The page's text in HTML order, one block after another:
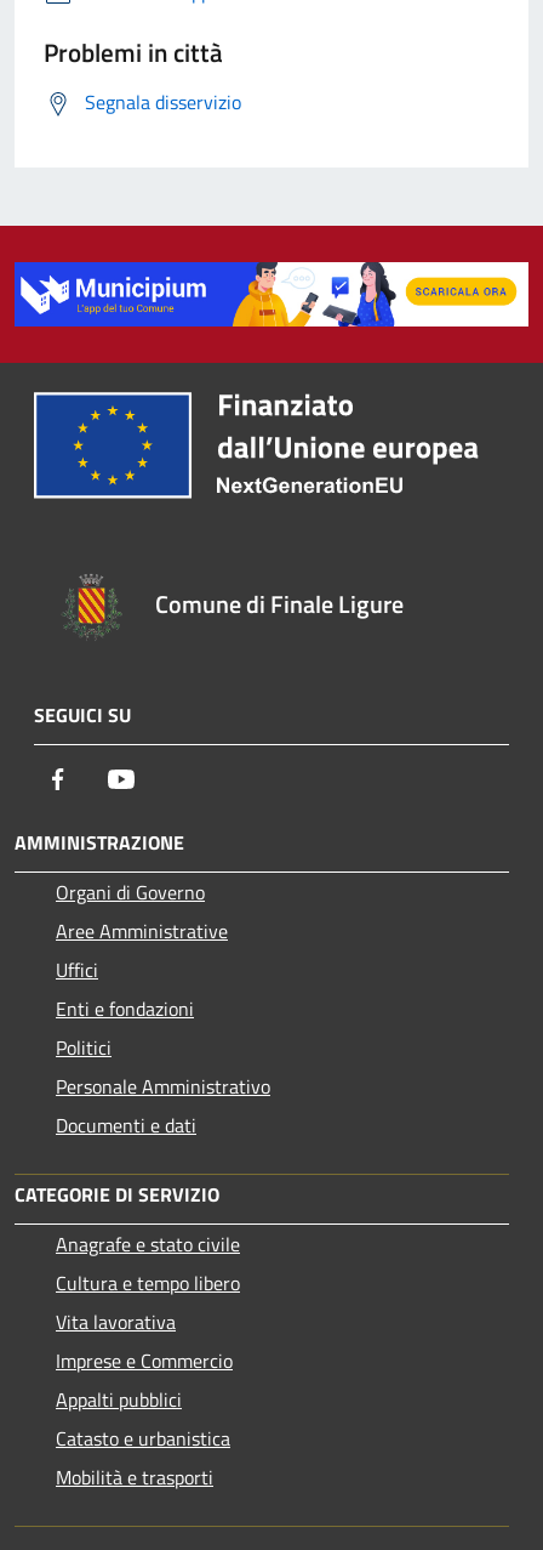
Problemi in città
Segnala disservizio
Comune di Finale Ligure
SEGUICI SU
Facebook
AMMINISTRAZIONE
Organi di Governo
Aree Amministrative
Uffici
Enti e fondazioni
Politici
Personale Amministrativo
Documenti e dati
CATEGORIE DI SERVIZIO
Anagrafe e stato civile
Cultura e tempo libero
Vita lavorativa
Imprese e Commercio
Appalti pubblici
Catasto e urbanistica
Mobilità e trasporti